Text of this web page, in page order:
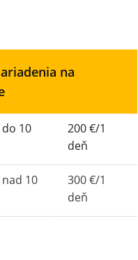
na
10
200 €/1
deň
10
300 €/1
deň